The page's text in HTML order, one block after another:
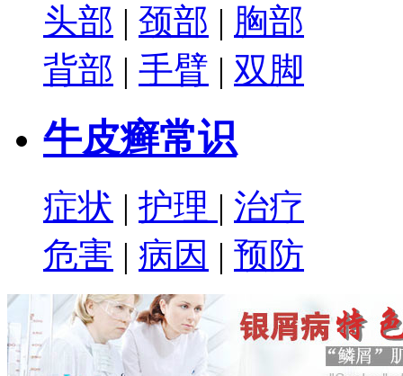
头部 | 颈部 | 胸部
背部 | 手臂 | 双脚
牛皮癣常识
症状 | 护理 | 治疗
危害 | 病因 | 预防